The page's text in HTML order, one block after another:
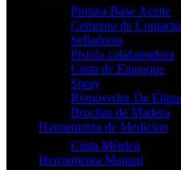
Pintura Base Aceite
Cemento de Contacto
Selladores
Pistola calafateadora
Cinta de Empaque
Spray
Removedor De
Brochas de Madera
Herramienta de Medicion
Cinta Métrica
Herramienta Manual